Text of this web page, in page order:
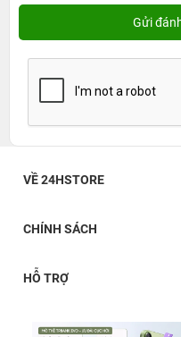
VỀ 24HSTORE
CHÍNH SÁCH
HỖ TRỢ